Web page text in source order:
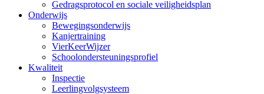
Gedragsprotocol en sociale veiligheidsplan
Onderwijs
Bewegingsonderwijs
Kanjertraining
VierKeerWijzer
Schoolondersteuningsprofiel
Kwaliteit
Inspectie
Leerlingvolgsysteem